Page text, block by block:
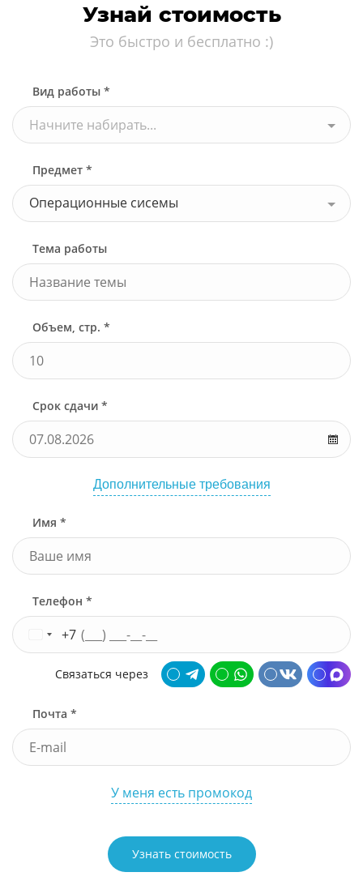
Узнай стоимость
Это быстро и бесплатно :)
Вид работы *
Начните набирать...
Предмет *
Операционные сисемы
Тема работы
Объем, стр. *
Срок сдачи *
Дополнительные требования
Имя *
Телефон *
+7
Связаться через
Почта *
У меня есть промокод
Узнать стоимость